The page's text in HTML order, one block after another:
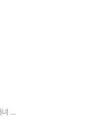
"역대급 1조 3800억" 노소영, 최태원 재산분할 '승' 동거녀 김희영 근황은?